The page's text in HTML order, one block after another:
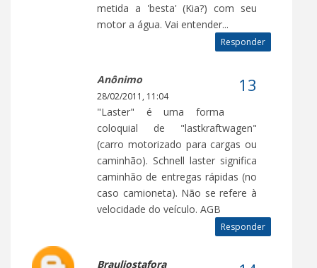
metida a 'besta' (Kia?) com seu
motor a água. Vai entender...
Responder
Anônimo
28/02/2011, 11:04
"Laster" é uma forma
coloquial de "lastkraftwagen"
(carro motorizado para cargas ou
caminhão). Schnell laster significa
caminhão de entregas rápidas (no
caso camioneta). Não se refere à
velocidade do veículo. AGB
Responder
Brauliostafora